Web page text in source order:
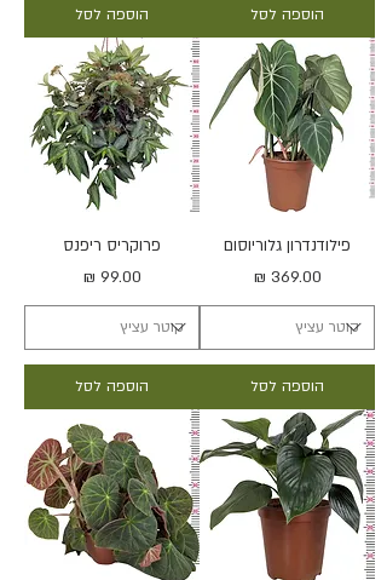
הוספה לסל הוספה לסל
פילודנדרון גלוריוסום
מחיר
הוספה לסל
פרוקריס ריפנס
מחיר
הוספה לסל